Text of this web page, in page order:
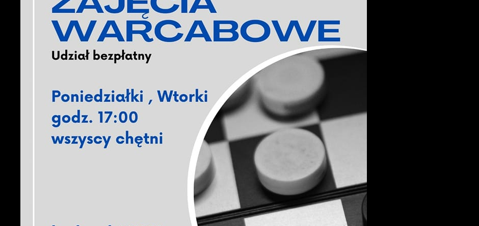
Ustawienia
Szanujemy Twoją prywatność. Możesz zmienić ustawienia cookies lub
zaakceptować je wszystkie. W dowolnym momencie możesz dokonać
zmiany swoich ustawień.